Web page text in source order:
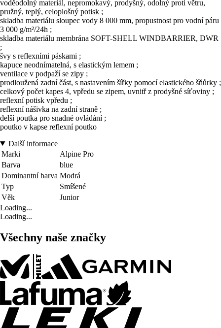
voděodolný materiál, nepromokavý, prodyšný, odolný proti větru,
pružný, teplý, celoplošný potisk ;
skladba materiálu sloupec vody 8 000 mm, propustnost pro vodní páru
3 000 g/m²/24h ;
skladba materiálu membrána SOFT-SHELL WINDBARRIER, DWR
;
švy s reflexními páskami ;
kapuce neodnímatelná, s elastickým lemem ;
ventilace v podpaží se zipy ;
prodloužená zadní část, s nastavením šířky pomocí elastického šňůrky ;
celkový počet kapes 4, vpředu se zipem, uvnitř z prodyšné síťoviny ;
reflexní potisk vpředu ;
reflexní nášivka na zadní straně ;
delší poutka pro snadné ovládání ;
poutko v kapse reflexní poutko
Další informace
Marki
Alpine Pro
Barva
blue
Dominantní barva Modrá
Typ
Smíšené
Věk
Junior
Loading...
Loading...
Všechny naše značky